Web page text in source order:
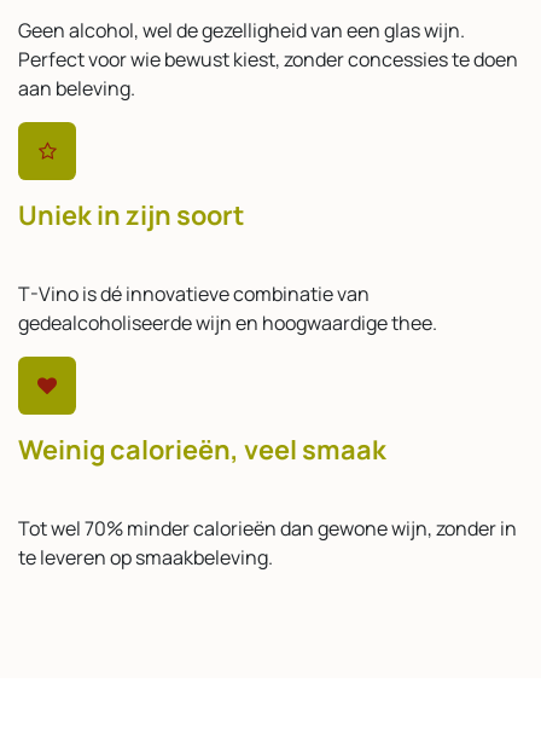
Geen alcohol, wel de gezelligheid van een glas wijn.
Perfect voor wie bewust kiest, zonder concessies te doen
aan beleving.
Uniek in zijn soort
T-Vino is dé innovatieve combinatie van
gedealcoholiseerde wijn en hoogwaardige thee.
Weinig calorieën, veel smaak
Tot wel 70% minder calorieën dan gewone wijn, zonder in
te leveren op smaakbeleving.